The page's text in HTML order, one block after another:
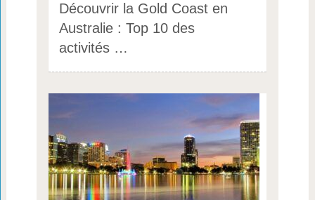
Découvrir la Gold Coast en
Australie : Top 10 des
activités …